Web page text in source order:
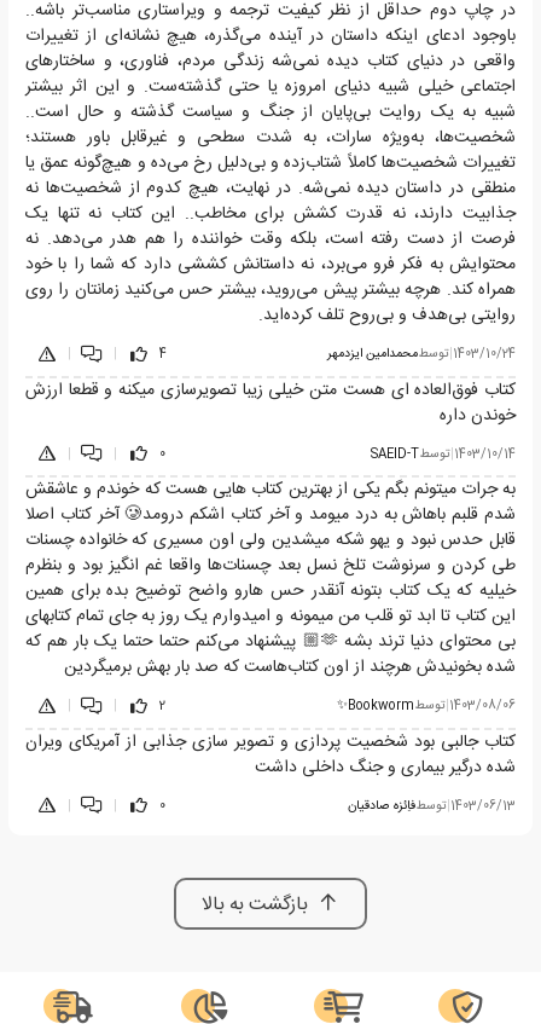
در چاپ دوم حداقل از نظر کیفیت ترجمه و ویراستاری مناسب‌تر باشه..
باوجود ادعای اینکه داستان در آینده می‌گذره، هیچ نشانه‌ای از تغییرات
واقعی در دنیای کتاب دیده نمی‌شه زندگی مردم، فناوری، و ساختارهای
اجتماعی خیلی شبیه دنیای امروزه یا حتی گذشته‌ست. و این اثر بیشتر
شبیه به یک روایت بی‌پایان از جنگ و سیاست گذشته و حال است..
شخصیت‌ها، به‌ویژه سارات، به شدت سطحی و غیرقابل باور هستند؛
تغییرات شخصیت‌ها کاملاً شتاب‌زده و بی‌دلیل رخ می‌ده و هیچ‌گونه عمق یا
منطقی در داستان دیده نمی‌شه. در نهایت، هیچ کدوم از شخصیت‌ها نه
جذابیت دارند، نه قدرت کشش برای مخاطب.. این کتاب نه تنها یک
فرصت از دست رفته است، بلکه وقت خواننده را هم هدر می‌دهد. نه
محتوایش به فکر فرو می‌برد، نه داستانش کششی دارد که شما را با خود
همراه کند. هرچه بیشتر پیش می‌روید، بیشتر حس می‌کنید زمانتان را روی
روایتی بی‌هدف و بی‌روح تلف کرده‌اید.
1403/10/24
|توسطمحمدامین ایزدمهر 4
|
|
کتاب فوق‌العاده ای هست متن خیلی زیبا تصویرسازی میکنه و قطعا ارزش
خوندن داره
1403/10/14
|توسطSAEID-T
0
|
|
به جرات میتونم بگم یکی از بهترین کتاب هایی هست که خوندم و عاشقش
شدم قلبم باهاش به درد میومد و آخر کتاب اشکم درومد🥲 آخر کتاب اصلا
قابل حدس نبود و یهو شکه میشدین ولی اون مسیری که خانواده چسنات
طی کردن و سرنوشت تلخ نسل بعد چسنات‌ها واقعا غم انگیز بود و بنظرم
خیلیه که یک کتاب بتونه آنقدر حس هارو واضح توضیح بده برای همین
این کتاب تا ابد تو قلب من میمونه و امیدوارم یک روز به جای تمام کتابهای
بی محتوای دنیا ترند بشه 🫶🏼 پیشنهاد می‌کنم حتما حتما یک بار هم که
شده بخونیدش هرچند از اون کتاب‌هاست که صد بار بهش برمیگردین
1403/08/06
|توسطBookworm✨
2
|
|
کتاب جالبی بود شخصیت پردازی و تصویر سازی جذابی از آمریکای ویران
شده درگیر بیماری و جنگ داخلی داشت
1403/06/13
|توسطفاِئزه صادقیان 0
|
|
بازگشت به بالا